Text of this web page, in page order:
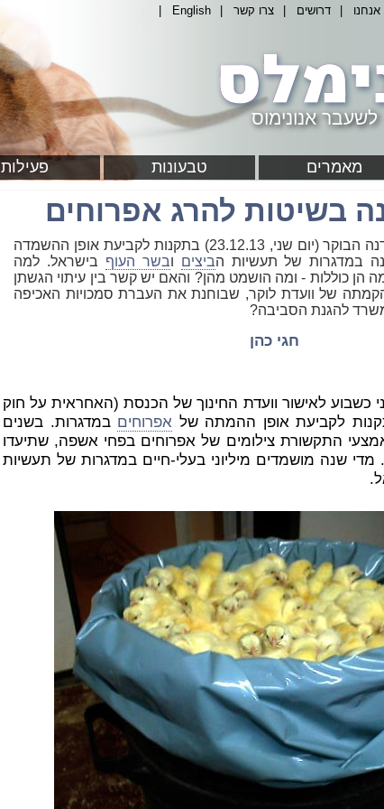
מאמרים טבעונות פעילות
לשעבר אנונימוס
אנחנו דרושים צרו קשר English
בשיטות להרג אפרוחים
ועדת החינוך של הכנסת דנה הבוקר (יום שני, 23.12.13) בתקנות לקביעת אופן ההשמדה
במדגרות של תעשיות הביצים ובשר העוף בישראל. למה
הן כוללות - ומה הושמט מהן? והאם יש קשר בין עיתוי הגשתן
להקמתה של וועדת לוקר, שבוחנת את העברת סמכויות האכיפה
להגנת הסביבה?
חגי כהן
כשבוע לאישור וועדת החינוך של הכנסת (האחראית על חוק
לקביעת אופן ההמתה של אפרוחים במדגרות. בשנים
התקשורת צילומים של אפרוחים בפחי אשפה, שתיעדו
מדי שנה מושמדים מיליוני בעלי-חיים במדגרות של תעשיות
.